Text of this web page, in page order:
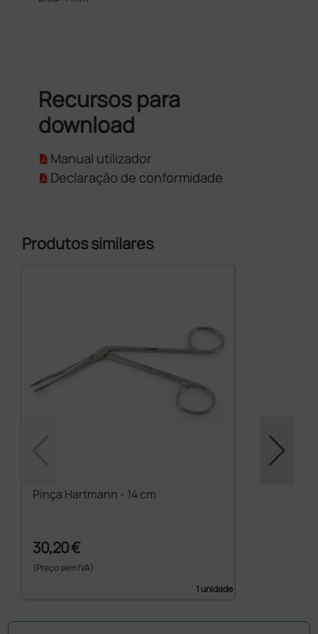
Recursos para
download
Manual utilizador
Declaração de conformidade
Produtos similares
Pinça Hartmann - 14 cm
30,20 €
(Preço sem IVA)
1 unidade